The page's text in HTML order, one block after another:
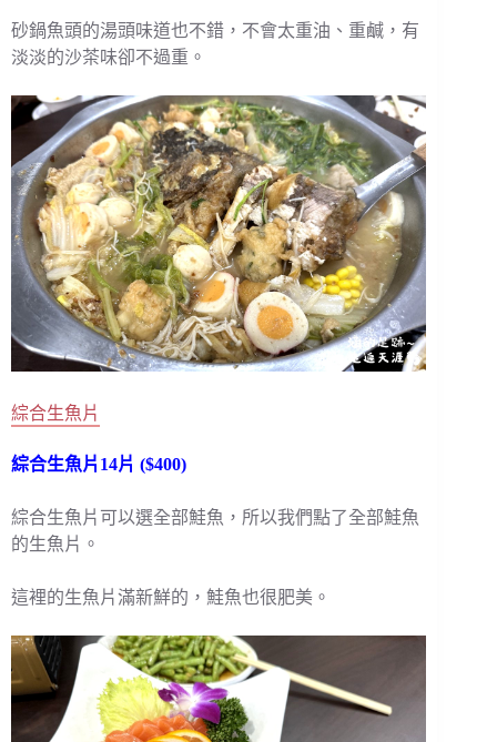
砂鍋魚頭的湯頭味道也不錯，不會太重油、重鹹，有
淡淡的沙茶味卻不過重。
綜合生魚片
綜合生魚片14片 ($400)
綜合生魚片可以選全部鮭魚，所以我們點了全部鮭魚
的生魚片。
這裡的生魚片滿新鮮的，鮭魚也很肥美。